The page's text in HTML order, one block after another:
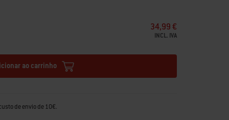
34,99 €
INCL. IVA
ao carrinho
de envio de 10€.